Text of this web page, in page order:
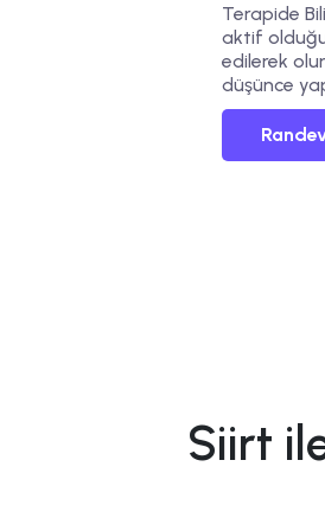
Terapide
aktif
edilerek
düşünce
Siirt